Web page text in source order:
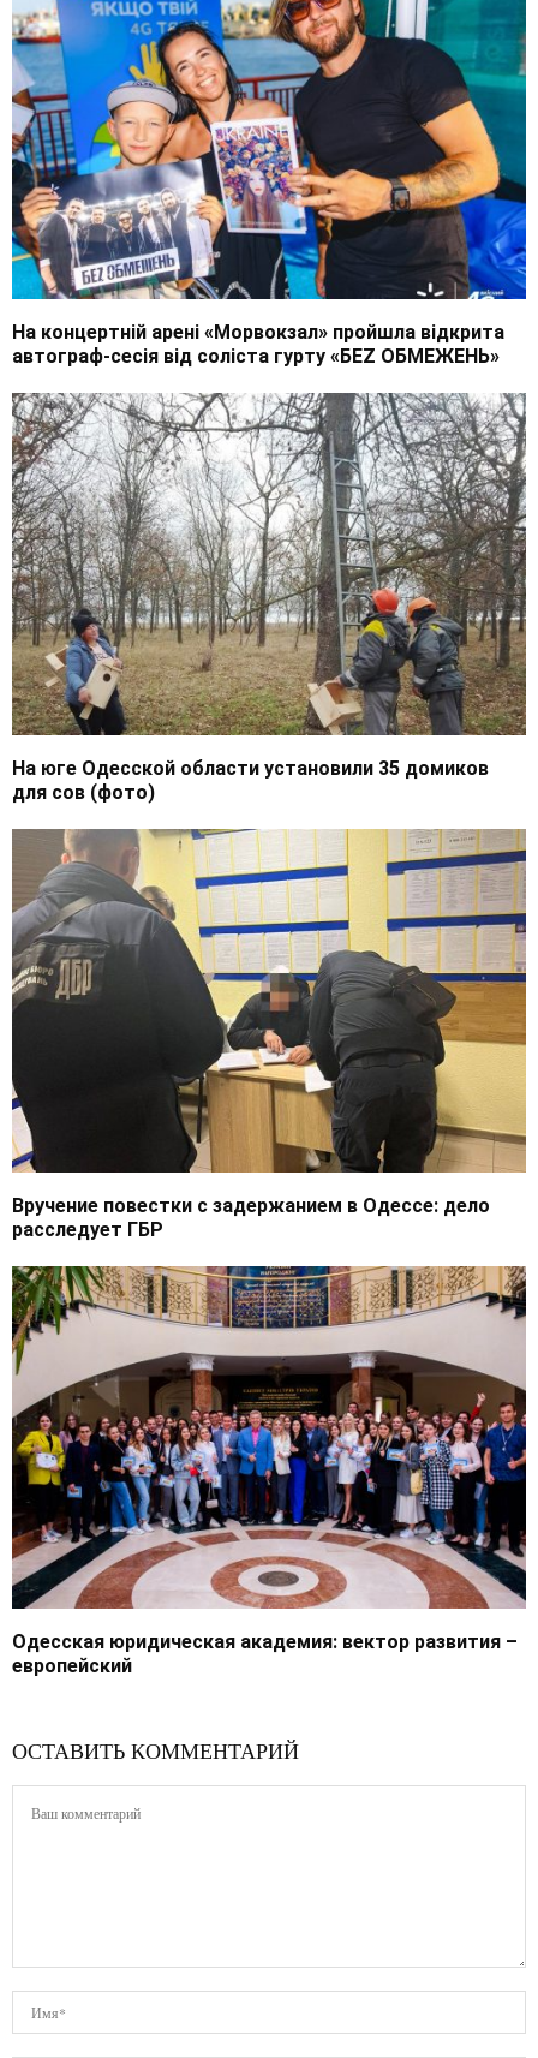
На концертній арені «Морвокзал» пройшла відкрита
автограф-сесія від соліста гурту «БEZ ОБМЕЖЕНЬ»
На юге Одесской области установили 35 домиков
для сов (фото)
Вручение повестки с задержанием в Одессе: дело
расследует ГБР
Одесская юридическая академия: вектор развития –
европейский
ОСТАВИТЬ КОММЕНТАРИЙ